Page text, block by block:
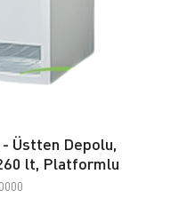
- Üstten Depolu,
lt, Platformlu